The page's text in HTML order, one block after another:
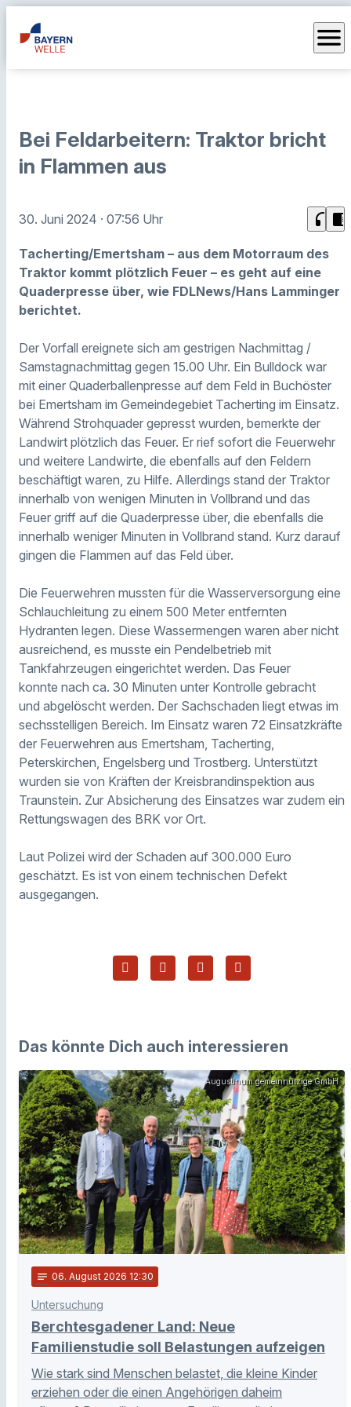
menu
Bei Feldarbeitern: Traktor bricht
in Flammen aus
30. Juni 2024 · 07:56 Uhr headphones chrome_reader_mode
Tacherting/Emertsham – aus dem Motorraum des
Traktor kommt plötzlich Feuer – es geht auf eine
Quaderpresse über, wie FDLNews/Hans Lamminger
berichtet.
Der Vorfall ereignete sich am gestrigen Nachmittag /
Samstagnachmittag gegen 15.00 Uhr. Ein Bulldock war
mit einer Quaderballenpresse auf dem Feld in Buchöster
bei Emertsham im Gemeindegebiet Tacherting im Einsatz.
Während Strohquader gepresst wurden, bemerkte der
Landwirt plötzlich das Feuer. Er rief sofort die Feuerwehr
und weitere Landwirte, die ebenfalls auf den Feldern
beschäftigt waren, zu Hilfe. Allerdings stand der Traktor
innerhalb von wenigen Minuten in Vollbrand und das
Feuer griff auf die Quaderpresse über, die ebenfalls die
innerhalb weniger Minuten in Vollbrand stand. Kurz darauf
gingen die Flammen auf das Feld über.
Die Feuerwehren mussten für die Wasserversorgung eine
Schlauchleitung zu einem 500 Meter entfernten
Hydranten legen. Diese Wassermengen waren aber nicht
ausreichend, es musste ein Pendelbetrieb mit
Tankfahrzeugen eingerichtet werden. Das Feuer
konnte nach ca. 30 Minuten unter Kontrolle gebracht
und abgelöscht werden. Der Sachschaden liegt etwas im
sechsstelligen Bereich. Im Einsatz waren 72 Einsatzkräfte
der Feuerwehren aus Emertsham, Tacherting,
Peterskirchen, Engelsberg und Trostberg. Unterstützt
wurden sie von Kräften der Kreisbrandinspektion aus
Traunstein. Zur Absicherung des Einsatzes war zudem ein
Rettungswagen des BRK vor Ort.
Laut Polizei wird der Schaden auf 300.000 Euro
geschätzt. Es ist von einem technischen Defekt
ausgegangen.
Das könnte Dich auch interessieren
Augustinum gemeinnützige GmbH
notes 06. August 2026 12:30
Untersuchung
Berchtesgadener Land: Neue
Familienstudie soll Belastungen aufzeigen
Wie stark sind Menschen belastet, die kleine Kinder
erziehen oder die einen Angehörigen daheim